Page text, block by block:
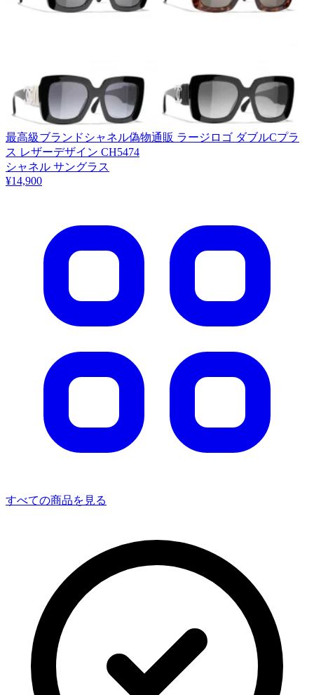
最高級ブランドシャネル偽物通販 ラージロゴ ダブルCプラ
ス レザーデザイン CH5474
シャネル サングラス
¥14,900
すべての商品を見る